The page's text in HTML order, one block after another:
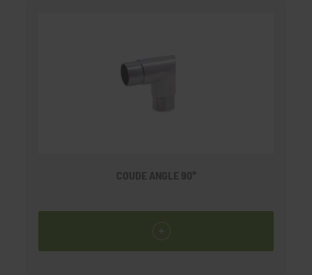
COUDE ANGLE 90°